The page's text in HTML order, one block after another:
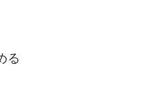
る